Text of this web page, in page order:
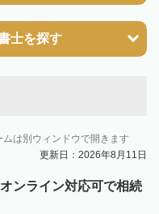
士を探す
は別ウィンドウで開きます
更新日：2026年8月11日
ンライン対応可で相続